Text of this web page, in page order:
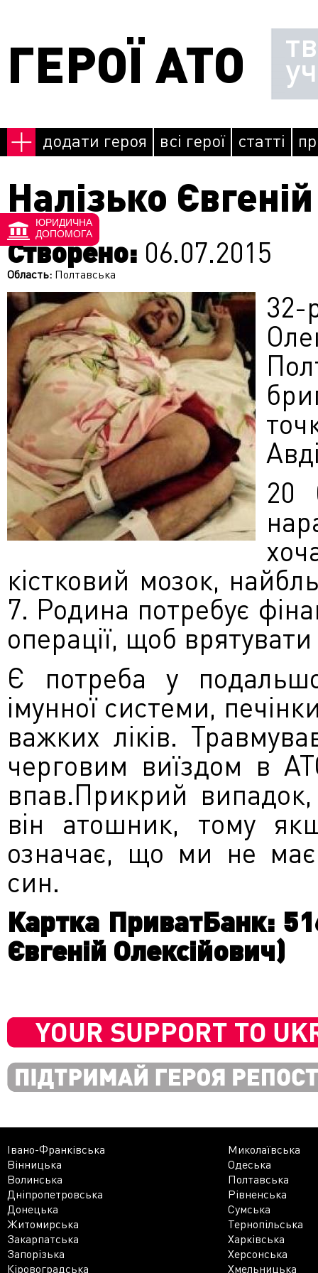
ГЕРОЇ АТО
додати героя всі герої статті
Налізько
Створено: 06.07.2015
Область: Полтавська
20
кістковий мозок,
7. Родина потребує
операції, щоб
Є потреба у
імунної системи,
важких ліків.
черговим виїздом в
впав.Прикрий
він атошник, тому
означає, що ми не
син.
Картка ПриватБанк:
Євгеній Олексійович)
Івано-Франківська
Миколаївська
Вінницька
Одеська
Волинська
Полтавська
Дніпропетровська
Рівненська
Донецька
Сумська
Житомирська
Тернопільська
Закарпатська
Харківська
Запорізька
Херсонська
Кіровоградська
Хмельницька
ЮРИДИЧНА
ДОПОМОГА